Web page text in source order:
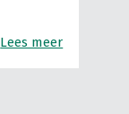
Lees meer